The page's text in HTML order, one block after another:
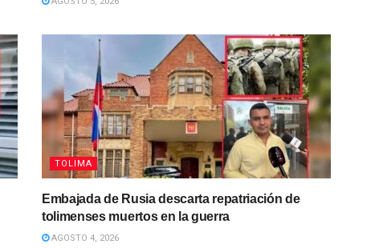
TOLIMA
Embajada de Rusia descarta repatriación de
tolimenses muertos en la guerra
AGOSTO 4, 2026